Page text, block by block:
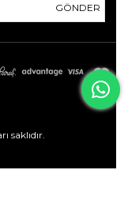
GÖNDER
saklıdır.